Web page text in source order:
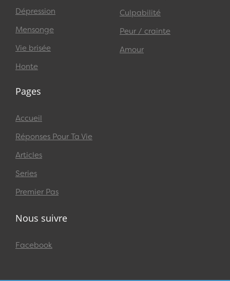
Dépression
Mensonge
Vie brisée
Honte
Culpabilité
Peur / crainte
Amour
Pages
Accueil
Réponses Pour Ta Vie
Articles
Series
Premier Pas
Nous suivre
Facebook